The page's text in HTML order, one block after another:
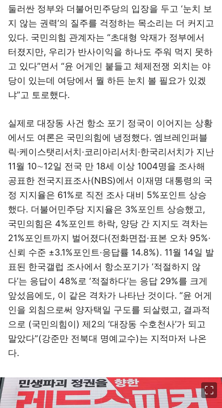
둘러싼 정부와 더불어민주당의 입장을 두고 ‘눈치 보
지 않는 권력’의 질주를 걱정하는 목소리는 더 커지고
있다. 국민의힘 관계자는 “초대형 악재가 정부에서
터졌지만, 우리가 반사이익을 하나도 주워 먹지 못하
고 있다”면서 “윤 어게인 붙들고 체제전쟁 외치는 야
당이 있는데 여당에서 뭘 하든 눈치 볼 필요가 있겠
냐”고 토로했다.
실제로 대장동 사건 항소 포기 정국이 이어지는 상황
에서도 여론은 국민의힘에 냉정했다. 엠브레인퍼블
릭·케이스탯리서치·코리아리서치·한국리서치가 지난
11월 10∼12일 전국 만 18세 이상 1004명을 조사해
공표한 전국지표조사(NBS)에서 이재명 대통령의 국
정 지지율은 61%로 직전 조사 대비 5%포인트 상승
했다. 더불어민주당 지지율은 3%포인트 상승했고,
국민의힘은 4%포인트 하락, 양당 간 지지도 격차는
21%포인트까지 벌어졌다(전화면접·표본 오차 95%·
신뢰 수준 ±3.1%포인트·응답률 14.8%). 11월 14일 발
표된 한국갤럽 조사에서 항소포기가 ‘적절하지 않
다’는 응답이 48%로 ‘적절하다’는 응답 29%를 크게
앞섰음에도, 이 같은 격차가 나타난 것이다. “윤 어게
인을 외침으로써 양자택일 구도를 되살렸고, 결과적
으로 (국민의힘이) 제2의 ‘대장동 수호천사’가 되고
말았다”(강준만 전북대 명예교수)는 지적마저 나온
다.